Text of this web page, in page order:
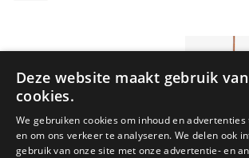
Deze website maakt gebruik van
cookies.
We gebruiken cookies om inhoud en
en om ons verkeer te analyseren. We delen ook
gebruik van onze site met onze advertentie- en